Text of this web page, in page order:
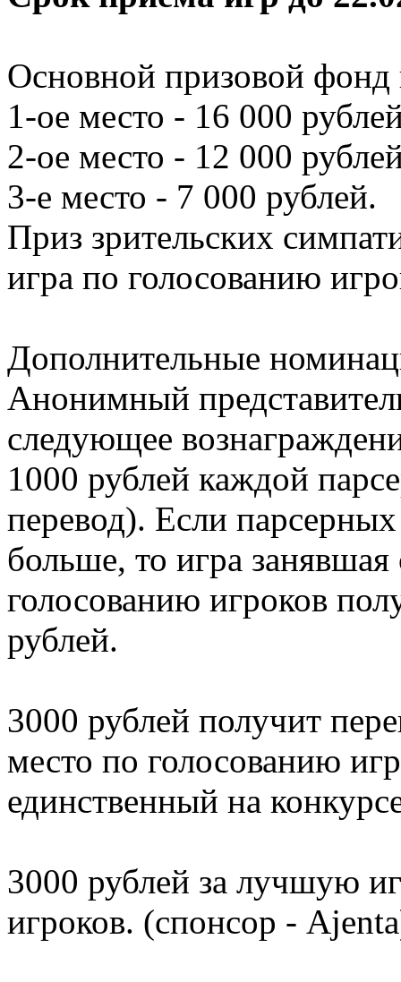
Основной призовой
1-ое место - 16 000
2-ое место - 12 000
3-е место - 7 000 рублей.
Приз зрительских
игра по голосованию
Дополнительные
Анонимный
следующее
1000 рублей каждой
перевод). Если
больше, то игра
голосованию игроков
рублей.
3000 рублей получит
место по голосованию
единственный на
3000 рублей за лучшую
игроков. (спонсор -